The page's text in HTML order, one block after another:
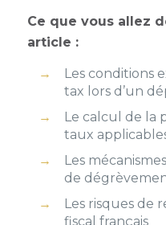
Ce que vous allez
article :
Les conditions
tax lors d’un
Le calcul de la
taux
Les
de
Les risques de
fiscal français